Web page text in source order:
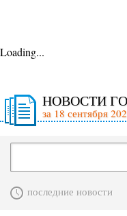
Loading...
НОВОСТИ
за 18 сентября
последние новости